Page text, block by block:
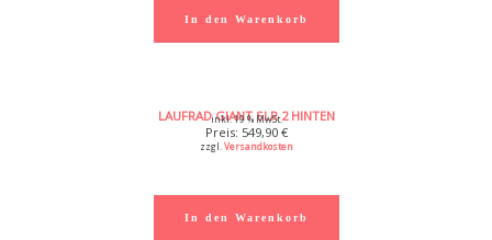
In den Warenkorb
LAUFRAD GIANT SLR 2 HINTEN
549,90 €
inkl. 19 % MwSt.
zzgl. Versandkosten
In den Warenkorb